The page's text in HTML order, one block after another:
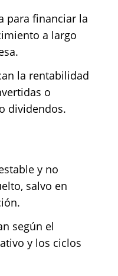
para financiar la
a largo
la rentabilidad
o
dividendos.
y no
salvo en
según el
y los ciclos